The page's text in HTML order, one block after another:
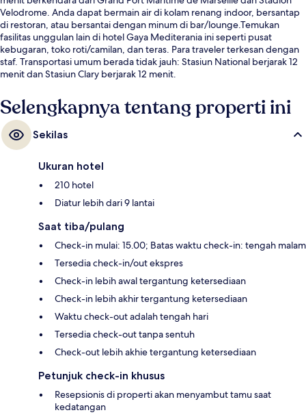
Velodrome. Anda dapat bermain air di kolam renang indoor, bersantap
di restoran, atau bersantai dengan minum di bar/lounge.Temukan
fasilitas unggulan lain di hotel Gaya Mediterania ini seperti pusat
kebugaran, toko roti/camilan, dan teras. Para traveler terkesan dengan
staf. Transportasi umum berada tidak jauh: Stasiun National berjarak 12
menit dan Stasiun Clary berjarak 12 menit.
Selengkapnya tentang properti ini
Sekilas
Ukuran hotel
210 hotel
Diatur lebih dari 9 lantai
Saat tiba/pulang
Check-in mulai: 15.00; Batas waktu check-in: tengah malam
Tersedia check-in/out ekspres
Check-in lebih awal tergantung ketersediaan
Check-in lebih akhir tergantung ketersediaan
Waktu check-out adalah tengah hari
Tersedia check-out tanpa sentuh
Check-out lebih akhie tergantung ketersediaan
Petunjuk check-in khusus
Resepsionis di properti akan menyambut tamu saat
kedatangan